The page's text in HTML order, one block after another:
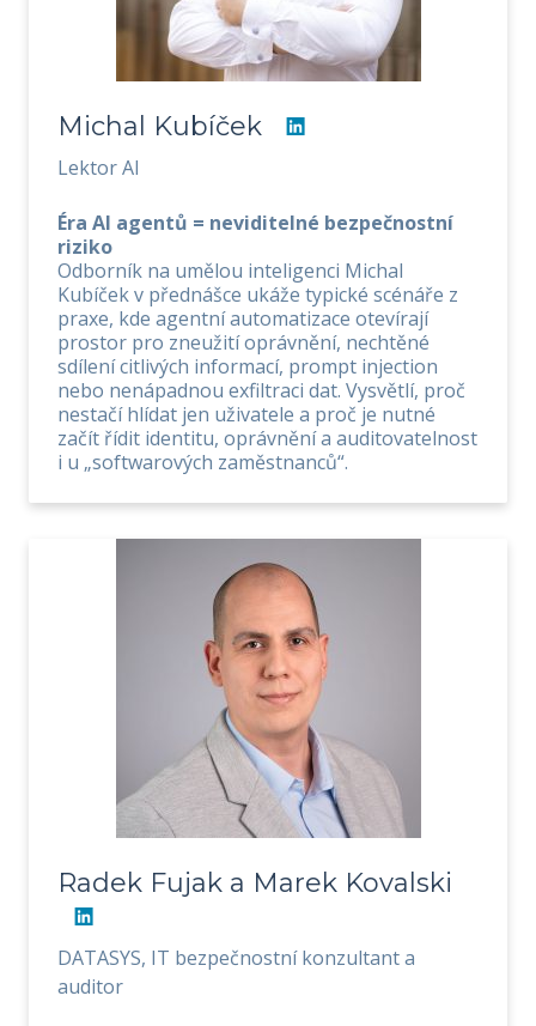
Michal Kubíček
Lektor AI
Éra AI agentů = neviditelné bezpečnostní
riziko
Odborník na umělou inteligenci Michal
Kubíček v přednášce ukáže typické scénáře z
praxe, kde agentní automatizace otevírají
prostor pro zneužití oprávnění, nechtěné
sdílení citlivých informací, prompt injection
nebo nenápadnou exfiltraci dat. Vysvětlí, proč
nestačí hlídat jen uživatele a proč je nutné
začít řídit identitu, oprávnění a auditovatelnost
i u „softwarových zaměstnanců“.
Radek Fujak a Marek Kovalski
DATASYS, IT bezpečnostní konzultant a
auditor